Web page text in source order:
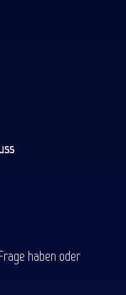
haben oder